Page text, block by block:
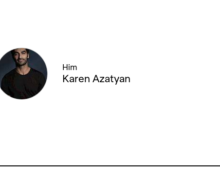
Him
Karen Azatyan